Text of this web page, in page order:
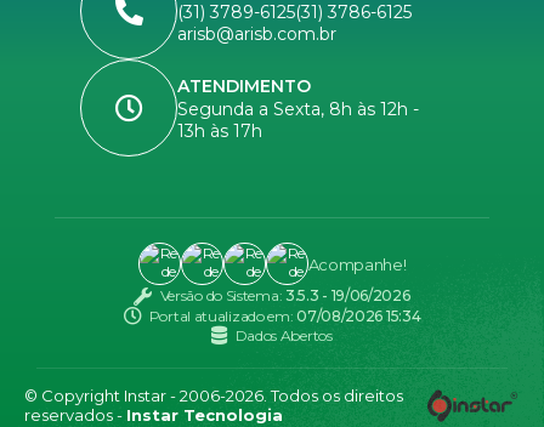
(31) 3789-6125(31) 3786-6125
arisb@arisb.com.br
ATENDIMENTO
Segunda a Sexta, 8h às 12h -
13h às 17h
Versão do Sistema: 3.5.3 - 19/06/2026
Portal atualizado em:07/08/2026 15:34
Dados Abertos
Acompanhe!
© Copyright Instar - 2006-2026. Todos os direitos
reservados - Instar Tecnologia